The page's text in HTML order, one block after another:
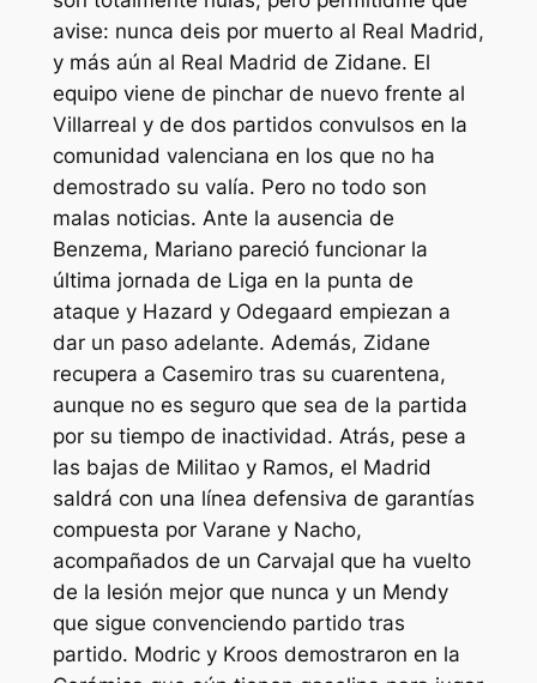
avise: nunca deis por muerto al Real Madrid,
y más aún al Real Madrid de Zidane. El
equipo viene de pinchar de nuevo frente al
Villarreal y de dos partidos convulsos en la
comunidad valenciana en los que no ha
demostrado su valía. Pero no todo son
malas noticias. Ante la ausencia de
Benzema, Mariano pareció funcionar la
última jornada de Liga en la punta de
ataque y Hazard y Odegaard empiezan a
dar un paso adelante. Además, Zidane
recupera a Casemiro tras su cuarentena,
aunque no es seguro que sea de la partida
por su tiempo de inactividad. Atrás, pese a
las bajas de Militao y Ramos, el Madrid
saldrá con una línea defensiva de garantías
compuesta por Varane y Nacho,
acompañados de un Carvajal que ha vuelto
de la lesión mejor que nunca y un Mendy
que sigue convenciendo partido tras
partido. Modric y Kroos demostraron en la